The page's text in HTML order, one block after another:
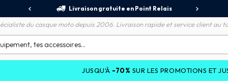
Livraison gratuite en Point Relais
du casque moto depuis 2006. Livraison rapide et service client au
SUR LES PROMOTIONS ET JUSQU'À-25%SUR